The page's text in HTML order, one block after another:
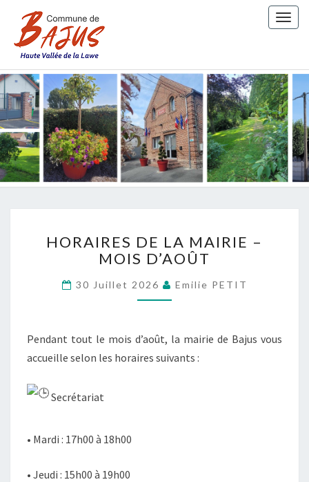
DE
DE
LA
–
MOIS
HORAIRES DE LA MAIRIE –
MOIS D’AOÛT
30 Juillet 2026 Emilie PETIT
Pendant tout le mois d’août, la mairie de Bajus vous
accueille selon les horaires suivants :
Secrétariat
• Mardi : 17h00 à 18h00
• Jeudi : 15h00 à 19h00